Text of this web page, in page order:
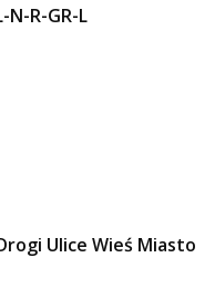
R-GR-L
Ulice Wieś Miasto